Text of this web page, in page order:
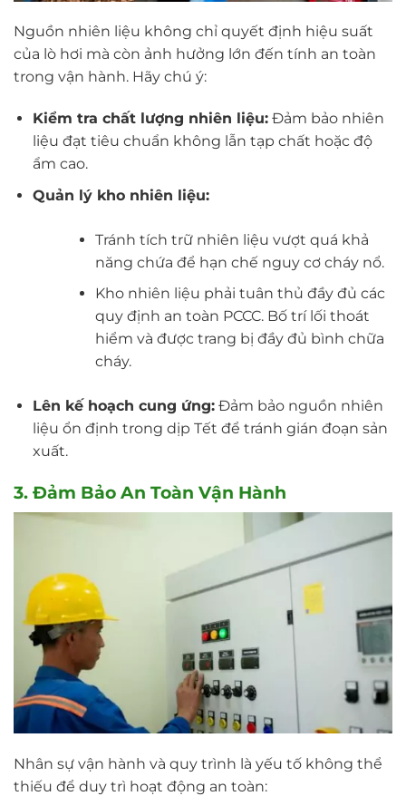
Nguồn nhiên liệu không chỉ quyết định hiệu suất
của lò hơi mà còn ảnh hưởng lớn đến tính an toàn
trong vận hành. Hãy chú ý:
Kiểm tra chất lượng nhiên liệu:Đảm bảo nhiên
liệu đạt tiêu chuẩn không lẫn tạp chất hoặc độ
ẩm cao.
Quản lý kho nhiên liệu:
Tránh tích trữ nhiên liệu vượt quá khả
năng chứa để hạn chế nguy cơ cháy nổ.
Kho nhiên liệu phải tuân thủ đầy đủ các
quy định an toàn PCCC. Bố trí lối thoát
hiểm và được trang bị đầy đủ bình chữa
cháy.
Lên kế hoạch cung ứng:Đảm bảo nguồn nhiên
liệu ổn định trong dịp Tết để tránh gián đoạn sản
xuất.
3. Đảm Bảo An Toàn Vận Hành
Nhân sự vận hành và quy trình là yếu tố không thể
thiếu để duy trì hoạt động an toàn: